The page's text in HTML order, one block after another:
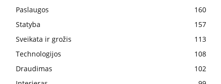
Paslaugos
160
Statyba
157
Sveikata ir grožis
113
Technologijos
108
Draudimas
102